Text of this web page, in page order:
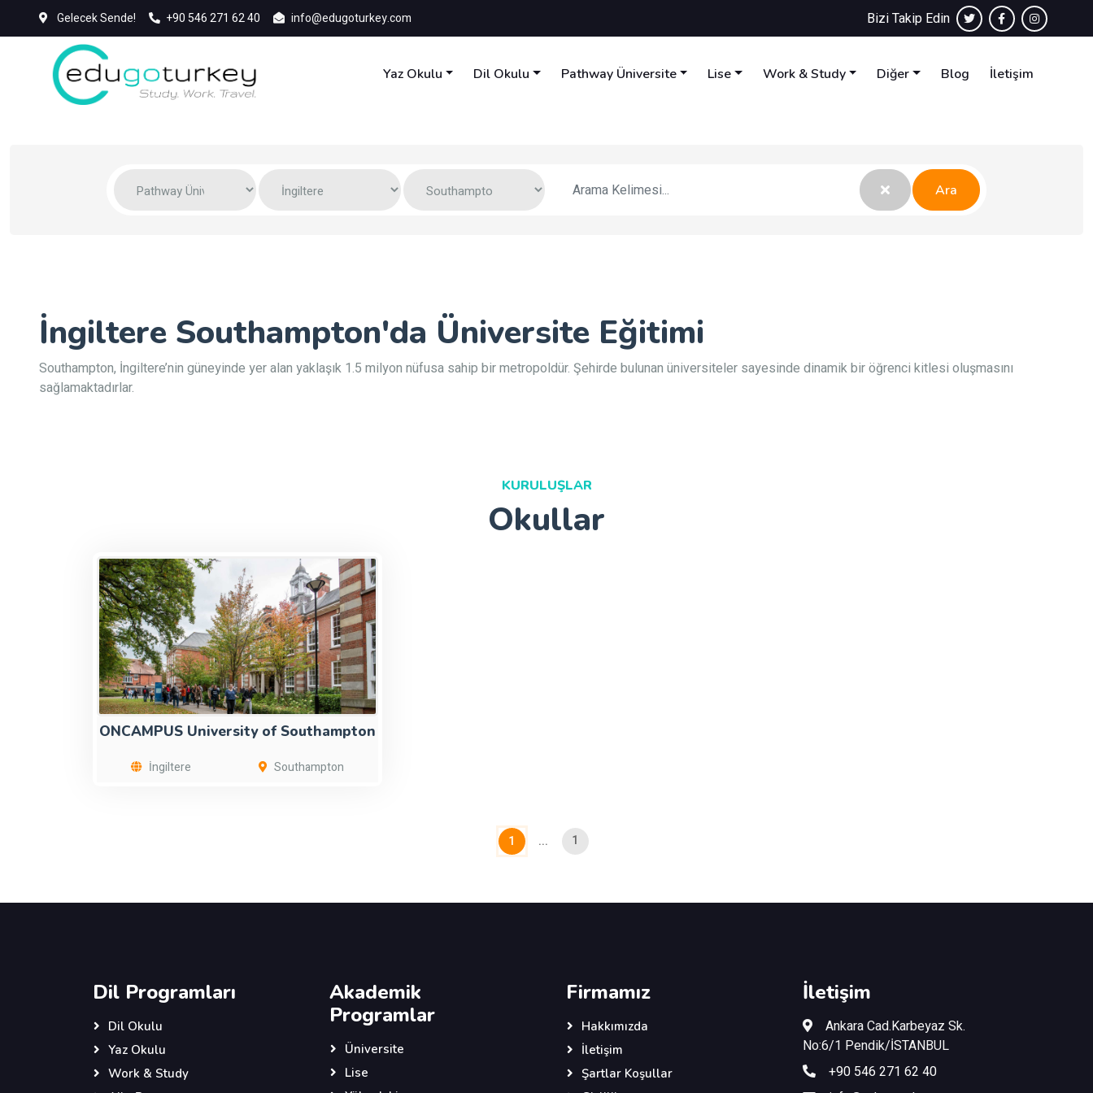
Gelecek Sende! +90 546 271 62 40 info@edugoturkey.com Bizi Takip Edin
Yaz Okulu Dil Okulu Pathway Üniversite Lise Work & Study Diğer Blog İletişim
Ara
İngiltere Southampton'da Üniversite Eğitimi
Southampton, İngiltere’nin güneyinde yer alan yaklaşık 1.5 milyon nüfusa sahip bir metropoldür. Şehirde bulunan üniversiteler sayesinde dinamik bir öğrenci kitlesi oluşmasını
sağlamaktadırlar.
KURULUŞLAR
Okullar
ONCAMPUS University of Southampton
İngiltere Southampton
1 ... 1
Dil Programları
Dil Okulu
Yaz Okulu
Work & Study
Akademik
Programlar
Üniversite
Lise
Firmamız
Hakkımızda
İletişim
Şartlar Koşullar
İletişim
Ankara Cad.Karbeyaz Sk.
No:6/1 Pendik/İSTANBUL
+90 546 271 62 40